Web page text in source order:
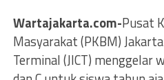
Wartajakarta.com-Pusat
Masyarakat (PKBM)
Terminal (JICT) menggelar